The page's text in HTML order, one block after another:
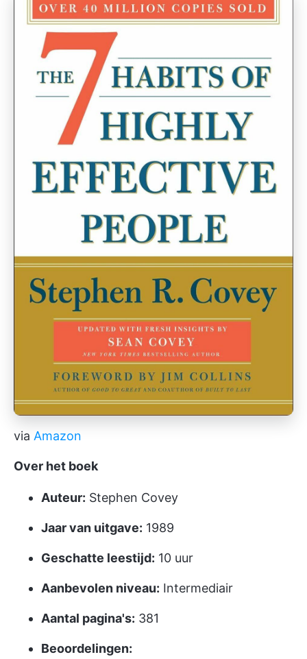
via Amazon
Over het boek
Auteur: Stephen Covey
Jaar van uitgave: 1989
Geschatte leestijd: 10 uur
Aanbevolen niveau: Intermediair
Aantal pagina's: 381
Beoordelingen: